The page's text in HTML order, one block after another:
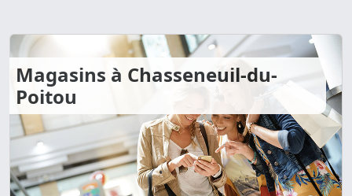
Magasins à Chasseneuil-du-
Poitou